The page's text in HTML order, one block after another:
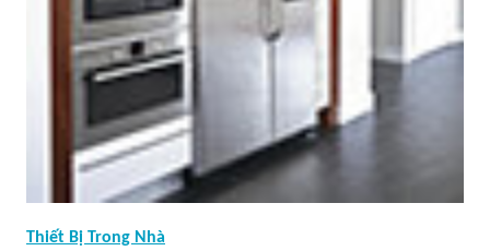
Thiết Bị Trong Nhà